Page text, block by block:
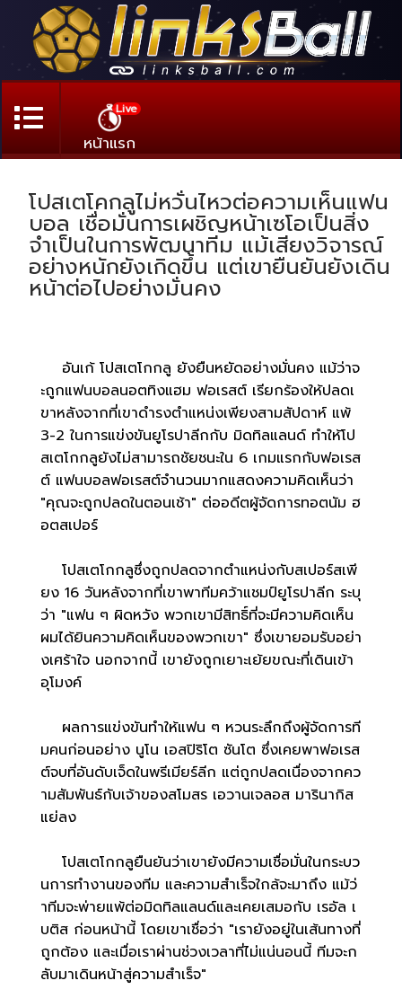
Live
หน้าแรก
โปสเตโคกลูไม่หวั่นไหวต่อความเห็นแฟน
บอล เชื่อมั่นการเผชิญหน้าเซโอเป็นสิ่ง
จำเป็นในการพัฒนาทีม แม้เสียงวิจารณ์
อย่างหนักยังเกิดขึ้น แต่เขายืนยันยังเดิน
หน้าต่อไปอย่างมั่นคง
อันเก้ โปสเตโกกลู ยังยืนหยัดอย่างมั่นคง แม้ว่าจ
ะถูกแฟนบอลนอตทิงแฮม ฟอเรสต์ เรียกร้องให้ปลดเ
ขาหลังจากที่เขาดำรงตำแหน่งเพียงสามสัปดาห์ แพ้
3-2 ในการแข่งขันยูโรปาลีกกับ มิดทิลแลนด์ ทำให้โป
สเตโกกลูยังไม่สามารถชัยชนะใน 6 เกมแรกกับฟอเรส
ต์ แฟนบอลฟอเรสต์จำนวนมากแสดงความคิดเห็นว่า
"คุณจะถูกปลดในตอนเช้า" ต่ออดีตผู้จัดการทอตนัม ฮ
อตสเปอร์
โปสเตโกกลูซึ่งถูกปลดจากตำแหน่งกับสเปอร์สเพี
ยง 16 วันหลังจากที่เขาพาทีมคว้าแชมป์ยูโรปาลีก ระบุ
ว่า "แฟน ๆ ผิดหวัง พวกเขามีสิทธิ์ที่จะมีความคิดเห็น
ผมได้ยินความคิดเห็นของพวกเขา" ซึ่งเขายอมรับอย่า
งเศร้าใจ นอกจากนี้ เขายังถูกเยาะเย้ยขณะที่เดินเข้า
อุโมงค์
ผลการแข่งขันทำให้แฟน ๆ หวนระลึกถึงผู้จัดการที
มคนก่อนอย่าง นูโน เอสปิริโต ซันโต ซึ่งเคยพาฟอเรส
ต์จบที่อันดับเจ็ดในพรีเมียร์ลีก แต่ถูกปลดเนื่องจากคว
ามสัมพันธ์กับเจ้าของสโมสร เอวานเจลอส มารินากิส
แย่ลง
โปสเตโกกลูยืนยันว่าเขายังมีความเชื่อมั่นในกระบว
นการทำงานของทีม และความสำเร็จใกล้จะมาถึง แม้ว่
าทีมจะพ่ายแพ้ต่อมิดทิลแลนด์และเคยเสมอกับ เรอัล เ
บติส ก่อนหน้านี้ โดยเขาเชื่อว่า "เรายังอยู่ในเส้นทางที่
ถูกต้อง และเมื่อเราผ่านช่วงเวลาที่ไม่แน่นอนนี้ ทีมจะก
ลับมาเดินหน้าสู่ความสำเร็จ"